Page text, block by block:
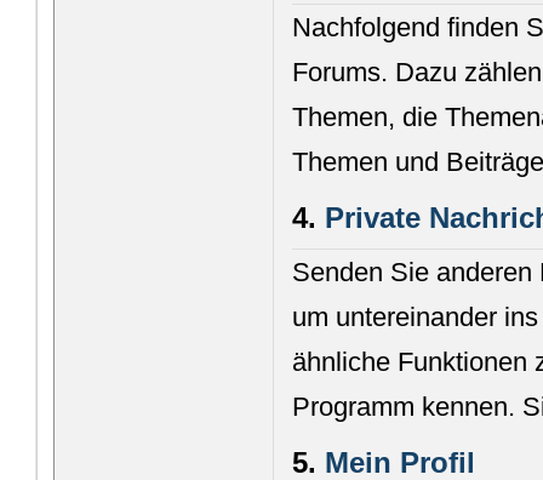
Nachfolgend finden
Forums. Dazu
Themen, die
Themen und
4. Private
Senden Sie
um untereinander
ähnliche Funktionen
Programm kennen.
5. Mein Profil